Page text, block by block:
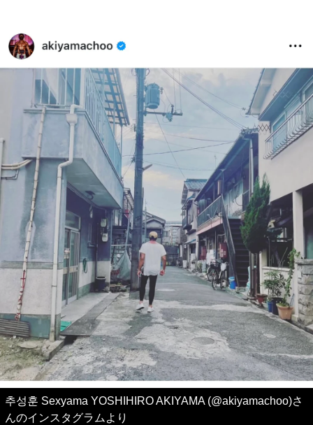
추성훈 Sexyama YOSHIHIRO AKIYAMA (@akiyamachoo)さ
んのインスタグラムより